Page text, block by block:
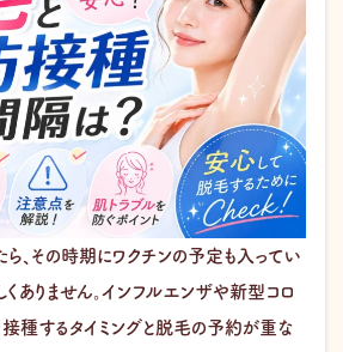
ら、その時期にワクチンの予定も入ってい
くありません。インフルエンザや新型コロ
接種するタイミングと脱毛の予約が重な